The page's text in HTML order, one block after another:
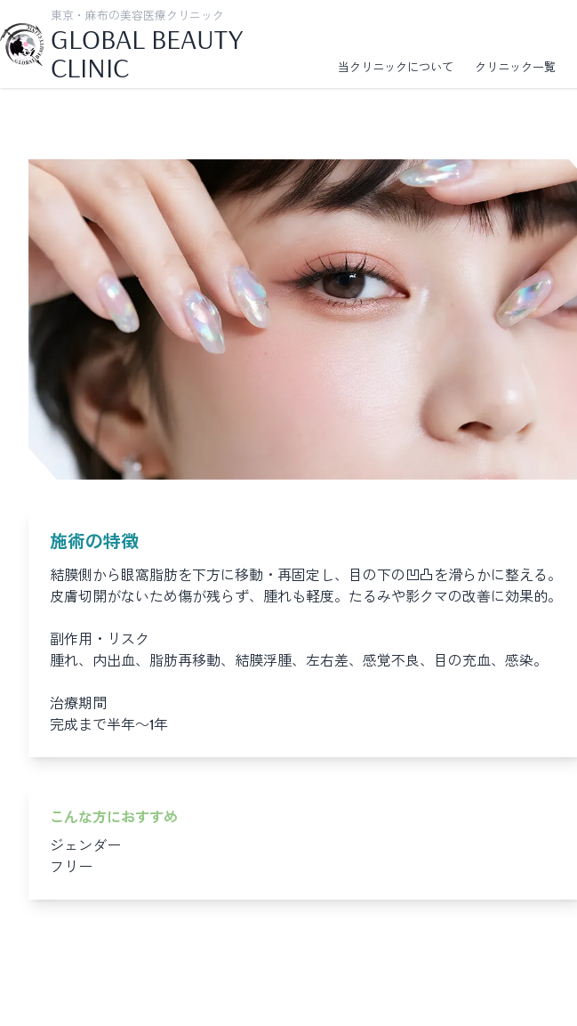
東京・麻布の美容医療クリニック
GLOBAL BEAUTY
CLINIC
当クリニックについて クリニック一覧
施術の特徴
結膜側から眼窩脂肪を下方に移動・再固定し、目の下の凹凸を滑らかに整える。
皮膚切開がないため傷が残らず、腫れも軽度。たるみや影クマの改善に効果的。
副作用・リスク
腫れ、内出血、脂肪再移動、結膜浮腫、左右差、感覚不良、目の充血、感染。
治療期間
完成まで半年～1年
こんな方におすすめ
ジェンダー
フリー